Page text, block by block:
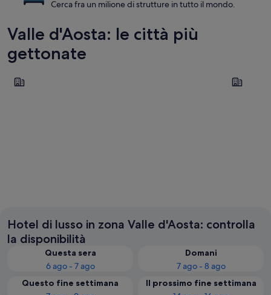
Cerca fra un milione di strutture in tutto il mondo.
Valle d'Aosta: le città più
gettonate
Torgnon
Hotel di lusso in zona Valle d'Aosta: controlla
la disponibilità
Questa sera
6 ago - 7 ago
Domani
7 ago - 8 ago
Questo fine settimana
Il prossimo fine settimana